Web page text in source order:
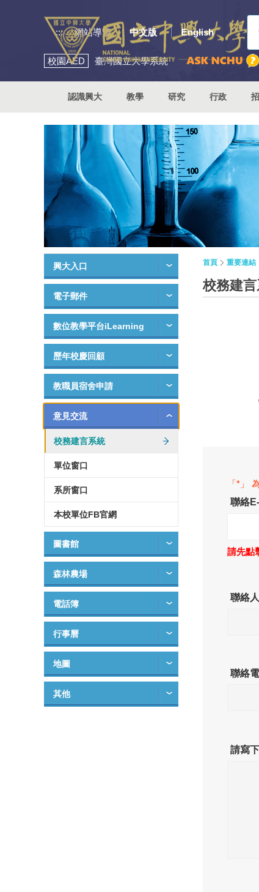
::: 網站導覽 中文版 English
校園AED 臺灣國立大學系統
認識興大 教學 研究 行政
興大入口
電子郵件
數位教學平台iLearning
歷年校慶回顧
教職員宿舍申請
意見交流
校務建言系統
單位窗口
系所窗口
本校單位FB官網
圖書館
森林農場
電話簿
行事曆
地圖
其他
首頁 重要連結
校務建
「*」
聯絡
請先點
聯絡人
聯絡
請寫